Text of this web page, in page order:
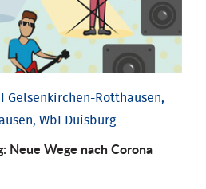
Gelsenkirchen-Rotthausen,
WbI Duisburg
Neue Wege nach Corona